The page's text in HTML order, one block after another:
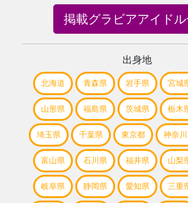
掲載グラビアアイド
出身地
北海道 青森県 岩手県 宮城
山形県 福島県 茨城県 栃木
埼玉県 千葉県 東京都 神奈
富山県 石川県 福井県 山梨
岐阜県 静岡県 愛知県 三重